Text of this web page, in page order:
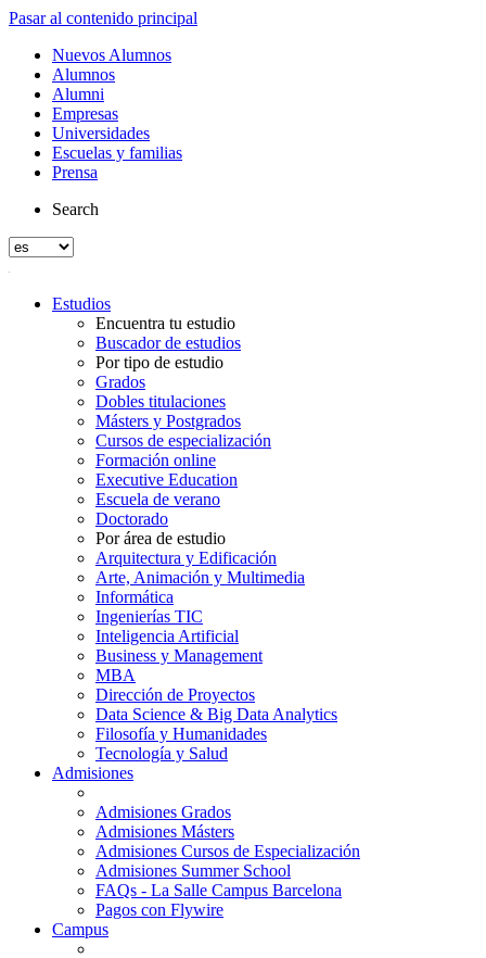
Pasar al contenido principal
Nuevos Alumnos
Alumnos
Alumni
Empresas
Universidades
Escuelas y familias
Prensa
Search
Estudios
Encuentra tu estudio
Buscador de estudios
Por tipo de estudio
Grados
Dobles titulaciones
Másters y Postgrados
Cursos de especialización
Formación online
Executive Education
Escuela de verano
Doctorado
Por área de estudio
Arquitectura y Edificación
Arte, Animación y Multimedia
Informática
Ingenierías TIC
Inteligencia Artificial
Business y Management
MBA
Dirección de Proyectos
Data Science & Big Data Analytics
Filosofía y Humanidades
Tecnología y Salud
Admisiones
Admisiones Grados
Admisiones Másters
Admisiones Cursos de Especialización
Admisiones Summer School
FAQs - La Salle Campus Barcelona
Pagos con Flywire
Campus